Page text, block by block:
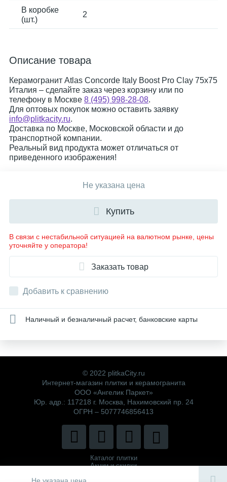
В коробке
(шт.)
2
Описание товара
Керамогранит Atlas Concorde Italy Boost Pro Clay 75x75
Италия – сделайте заказ через корзину или по
телефону в Москве 8 (495) 998-28-08.
Для оптовых покупок можно оставить заявку
info@plitkacity.ru.
Доставка по Москве, Московской области и до
транспортной компании.
Реальный вид продукта может отличаться от
приведенного изображения!
Не указана цена
Не указана цена
Купить
В связи с нестабильной ситуацией на валютном рынке, цены
уточняйте у оператора!
Заказать товар
Добавить к сравнению
Наличный и безналичный расчет, банковские карты
© 2022 plitkaCity.ru
Интернет-магазин плитки и керамогранита
ООО «Ангелик Паркет»
Юр. адр.: 117218 г. Москва, Нахимовский пр. 24
ОГРН – 5077746856413
Каталог плитки
Акции и скидки